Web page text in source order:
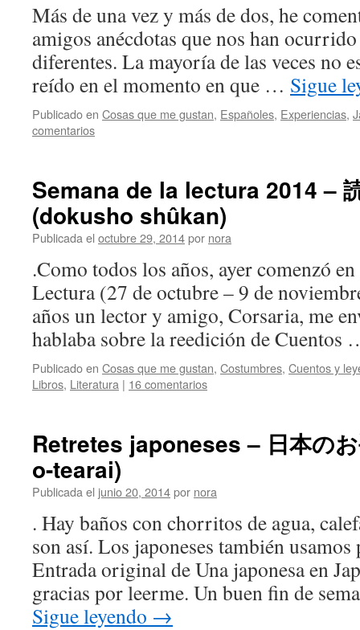
Más de una vez y más de dos, he
amigos anécdotas que nos han
diferentes. La mayoría de las veces no
reído en el momento en que … Sigue
Publicado en Cosas que me gustan, Españoles, Experiencias,
comentarios
Semana de la lectura 2014 –
(dokusho shûkan)
Publicada el octubre 29, 2014por nora
.Como todos los años, ayer comenzó
Lectura (27 de octubre – 9 de
años un lector y amigo, Corsaria, me
hablaba sobre la reedición de
Publicado en Cosas que me gustan, Costumbres, Cuentos y
Libros, Literatura | 16 comentarios
Retretes japoneses – 日本の
o-tearai)
Publicada el junio 20, 2014por nora
. Hay baños con chorritos de agua,
son así. Los japoneses también
Entrada original de Una japonesa en
gracias por leerme. Un buen fin de
Sigue leyendo →